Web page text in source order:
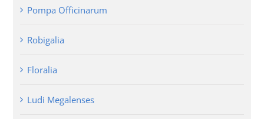
Pompa Officinarum
Robigalia
Floralia
Ludi Megalenses